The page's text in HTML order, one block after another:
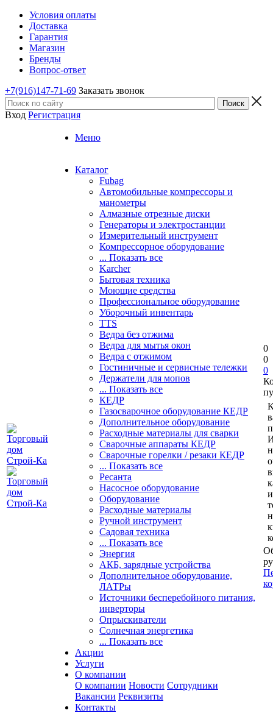
Условия оплаты
Доставка
Гарантия
Магазин
Бренды
Вопрос-ответ
+7(916)147-71-69 Заказать звонок
Вход Регистрация
Меню
Каталог
Fubag
Автомобильные компрессоры и
манометры
Алмазные отрезные диски
Генераторы и электростанции
Измерительный инструмент
Компрессорное оборудование
... Показать все
Karcher
Бытовая техника
Моющие средства
Профессиональное оборудование
Уборочный инвентарь
TTS
Ведра без отжима
Ведра для мытья окон
Ведра с отжимом
Гостиничные и сервисные тележки
Держатели для мопов
... Показать все
КЕДР
Газосварочное оборудование КЕДР
Дополнительное оборудование
Расходные материалы для сварки
Сварочные аппараты КЕДР
Сварочные горелки / резаки КЕДР
... Показать все
Ресанта
Насосное оборудование
Оборудование
Расходные материалы
Ручной инструмент
Садовая техника
... Показать все
Энергия
АКБ, зарядные устройства
Дополнительное оборудование,
ЛАТРы
Источники бесперебойного питания,
инверторы
Опрыскиватели
Солнечная энергетика
... Показать все
Акции
Услуги
О компании
О компании Новости Сотрудники
Вакансии Реквизиты
Контакты
0
0
0